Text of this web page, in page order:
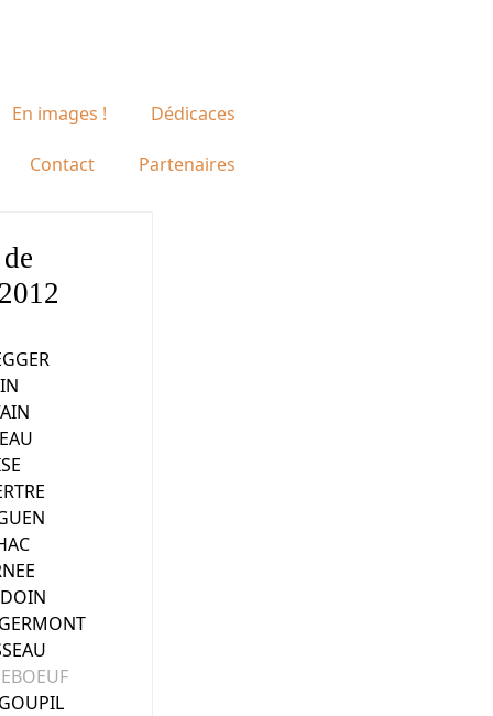
En images ! Dédicaces
Contact Partenaires